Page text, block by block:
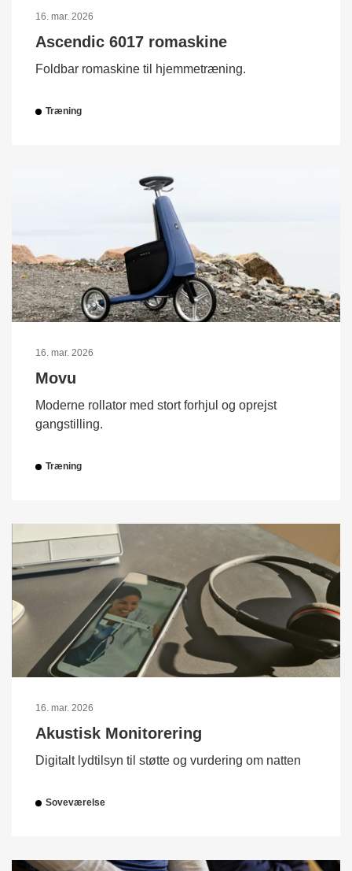
16. mar. 2026
Ascendic 6017 romaskine
Foldbar romaskine til hjemmetræning.
Træning
16. mar. 2026
Movu
Moderne rollator med stort forhjul og oprejst
gangstilling.
Træning
16. mar. 2026
Akustisk Monitorering
Digitalt lydtilsyn til støtte og vurdering om natten
Soveværelse